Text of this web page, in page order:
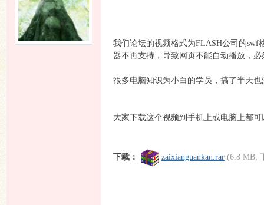
我们论坛的视频格式为FLASH公司的swf
器不再支持，导致网页不能自动播放，
很多电脑知识为小白的学员，搞了半天
大家下载这个视频到手机上或电脑上都
下载： zaixianguankan.rar (6.8 MB,